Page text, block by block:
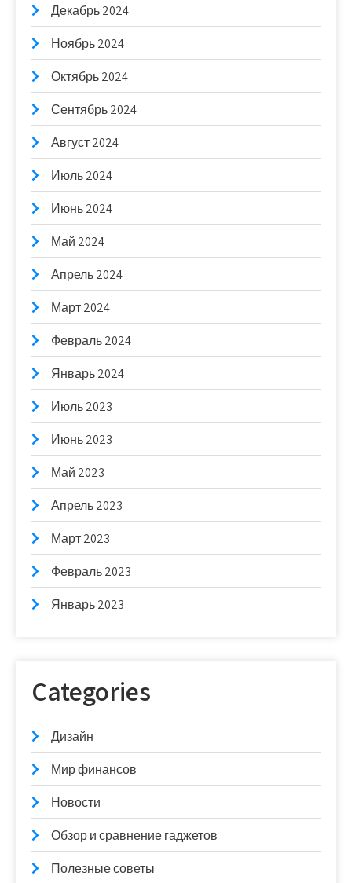
Декабрь 2024
Ноябрь 2024
Октябрь 2024
Сентябрь 2024
Август 2024
Июль 2024
Июнь 2024
Май 2024
Апрель 2024
Март 2024
Февраль 2024
Январь 2024
Июль 2023
Июнь 2023
Май 2023
Апрель 2023
Март 2023
Февраль 2023
Январь 2023
Categories
Дизайн
Мир финансов
Новости
Обзор и сравнение гаджетов
Полезные советы